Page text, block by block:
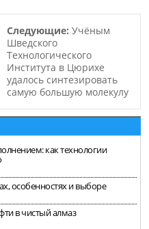
Следующие: Учёным
Шведского
Технологического
Института в Цюрихе
удалось синтезировать
самую большую молекулу
как технологии
особенностях и выборе
в чистый алмаз